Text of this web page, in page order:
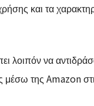
και τα
λοιπόν να
μέσω της Amazon